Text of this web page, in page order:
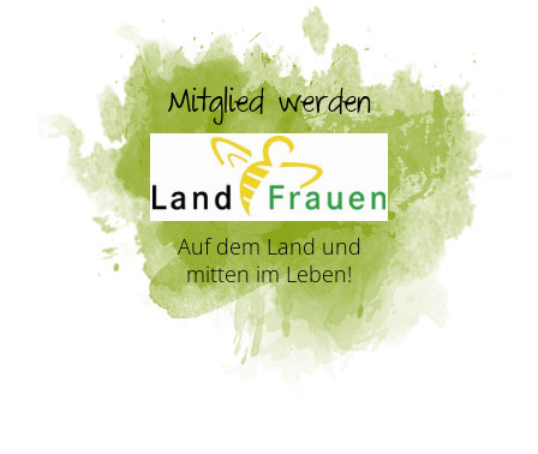
Mitglied werden
Auf dem Land und
mitten im Leben!